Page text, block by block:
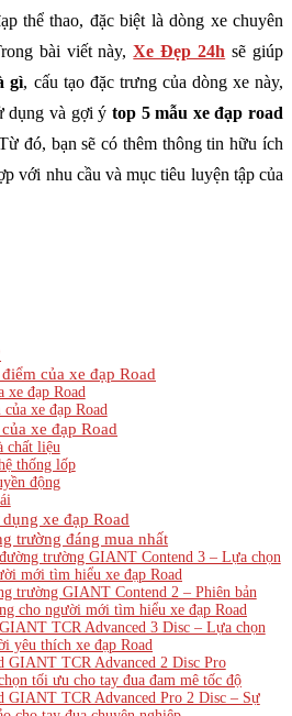
thể thao, đặc biệt là dòng xe chuyên
bài viết này,Xe Đẹp 24h sẽ giúp
gì, cấu tạo đặc trưng của dòng xe này,
dụng và gợi ý top 5 mẫu xe đạp road
đó, bạn sẽ có thêm thông tin hữu ích
với nhu cầu và mục tiêu luyện tập của
của xe đạp Road
xe đạp Road
xe đạp Road
xe đạp Road
chất liệu
thống lốp
động
xe đạp Road
trường đáng mua nhất
trường GIANT Contend 3 – Lựa chọn
mới tìm hiểu xe đạp Road
trường GIANT Contend 2 – Phiên bản
cho người mới tìm hiểu xe đạp Road
TCR Advanced 3 Disc – Lựa chọn
yêu thích xe đạp Road
GIANT TCR Advanced 2 Disc Pro
tối ưu cho tay đua đam mê tốc độ
GIANT TCR Advanced Pro 2 Disc – Sự